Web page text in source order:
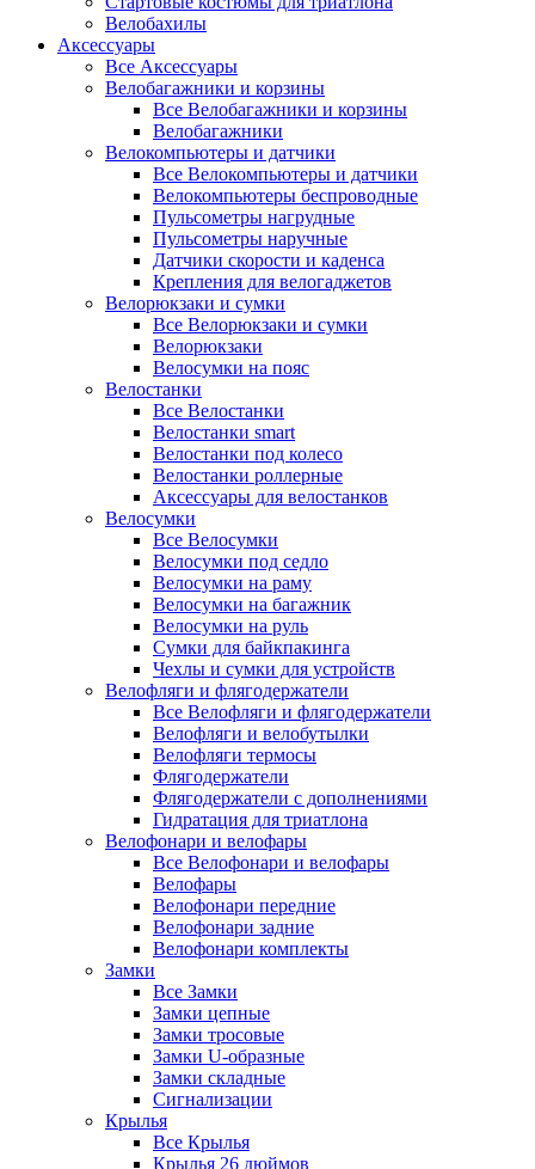
Велобахилы
Аксессуары
Все Аксессуары
Велобагажники и корзины
Все Велобагажники и корзины
Велобагажники
Велокомпьютеры и датчики
Все Велокомпьютеры и датчики
Велокомпьютеры беспроводные
Пульсометры нагрудные
Пульсометры наручные
Датчики скорости и каденса
Крепления для велогаджетов
Велорюкзаки и сумки
Все Велорюкзаки и сумки
Велорюкзаки
Велосумки на пояс
Велостанки
Все Велостанки
Велостанки smart
Велостанки под колесо
Велостанки роллерные
Аксессуары для велостанков
Велосумки
Все Велосумки
Велосумки под седло
Велосумки на раму
Велосумки на багажник
Велосумки на руль
Сумки для байкпакинга
Чехлы и сумки для устройств
Велофляги и флягодержатели
Все Велофляги и флягодержатели
Велофляги и велобутылки
Велофляги термосы
Флягодержатели
Флягодержатели с дополнениями
Гидратация для триатлона
Велофонари и велофары
Все Велофонари и велофары
Велофары
Велофонари передние
Велофонари задние
Велофонари комплекты
Замки
Все Замки
Замки цепные
Замки тросовые
Замки U-образные
Замки складные
Сигнализации
Крылья
Все Крылья
Крылья 26 дюймов